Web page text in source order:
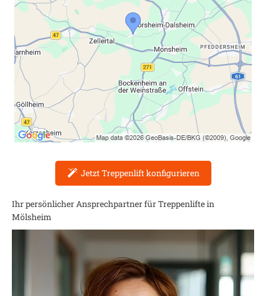
Jetzt Treppenlift konfigurieren
Ihr persönlicher Ansprechpartner für Treppenlifte in
Mölsheim